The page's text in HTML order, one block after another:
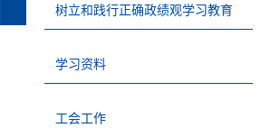
树立和践行正确政绩观学习教育
学习资料
工会工作